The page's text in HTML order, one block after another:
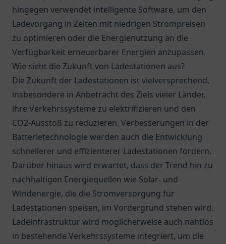
hingegen verwendet intelligente Software, um den
Ladevorgang in Zeiten mit niedrigen Strompreisen
zu optimieren oder die Energienutzung an die
Verfügbarkeit erneuerbarer Energien anzupassen.
Wie sieht die Zukunft von Ladestationen aus?
Die Zukunft der Ladestationen ist vielversprechend,
insbesondere in Anbetracht des Ziels vieler Länder,
ihre Verkehrssysteme zu elektrifizieren und den
CO2-Ausstoß zu reduzieren. Verbesserungen in der
Batterietechnologie werden auch die Entwicklung
schnellerer und effizienterer Ladestationen fördern.
Darüber hinaus wird erwartet, dass der Trend hin zu
nachhaltigen Energiequellen wie Solar- und
Windenergie, die die Stromversorgung für
Ladestationen speisen, im Vordergrund stehen wird.
Ladeinfrastruktur wird möglicherweise auch nahtlos
in bestehende Verkehrssysteme integriert, um die